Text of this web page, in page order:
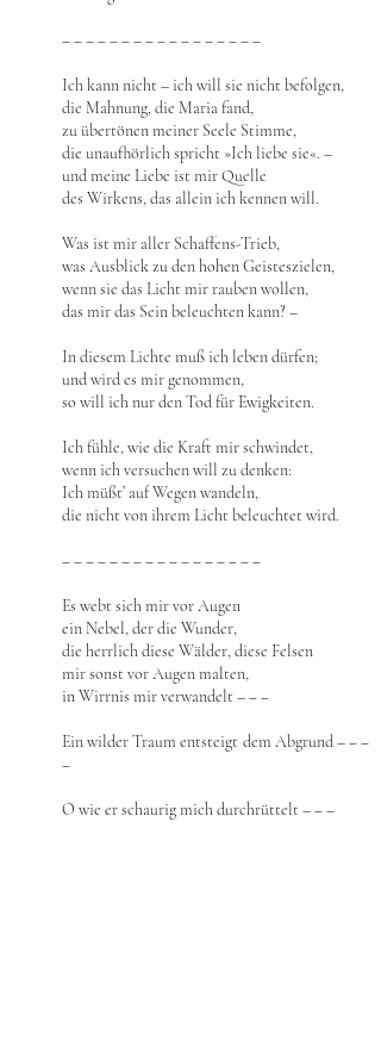
‒ ‒ ‒ ‒ ‒ ‒ ‒ ‒ ‒ ‒ ‒ ‒ ‒ ‒ ‒ ‒ ‒
Ich kann nicht – ich will sie nicht befolgen,
die Mahnung, die Maria fand,
zu übertönen meiner Seele Stimme,
die unaufhörlich spricht »Ich liebe sie«. –
und meine Liebe ist mir Quelle
des Wirkens, das allein ich kennen will.
Was ist mir aller Schaffens-Trieb,
was Ausblick zu den hohen Geisteszielen,
wenn sie das Licht mir rauben wollen,
das mir das Sein beleuchten kann? –
In diesem Lichte muß ich leben dürfen;
und wird es mir genommen,
so will ich nur den Tod für Ewigkeiten.
Ich fühle, wie die Kraft mir schwindet,
wenn ich versuchen will zu denken:
Ich müßt’ auf Wegen wandeln,
die nicht von ihrem Licht beleuchtet wird.
‒ ‒ ‒ ‒ ‒ ‒ ‒ ‒ ‒ ‒ ‒ ‒ ‒ ‒ ‒ ‒ ‒
Es webt sich mir vor Augen
ein Nebel, der die Wunder,
die herrlich diese Wälder, diese Felsen
mir sonst vor Augen malten,
in Wirrnis mir verwandelt – ‒ ‒
Ein wilder Traum entsteigt dem Abgrund – ‒ ‒
‒
O wie er schaurig mich durchrüttelt – ‒ ‒